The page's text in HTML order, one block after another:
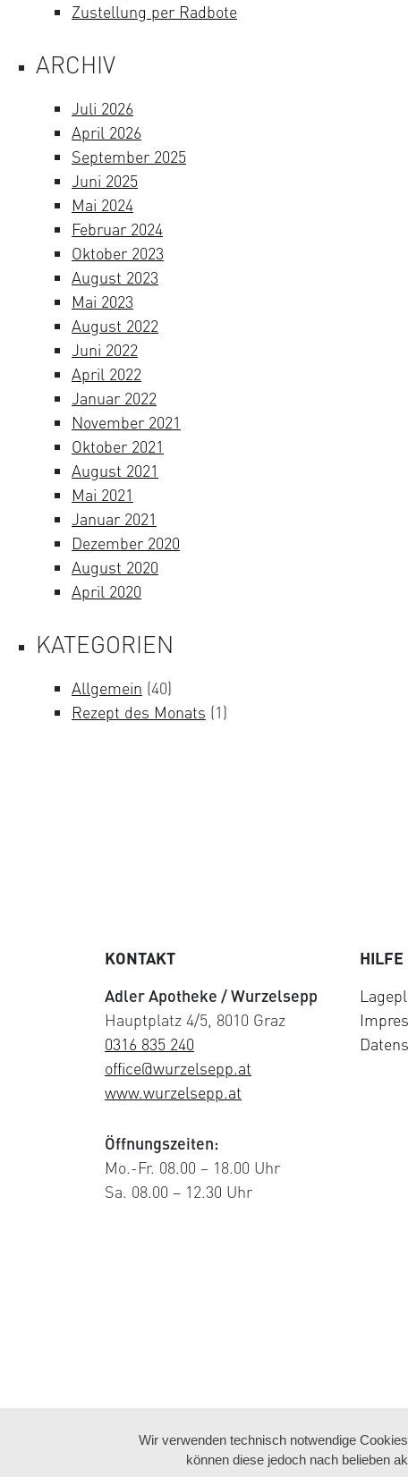
Zustellung per Radbote
ARCHIV
Juli 2026
April 2026
September 2025
Juni 2025
Mai 2024
Februar 2024
Oktober 2023
August 2023
Mai 2023
August 2022
Juni 2022
April 2022
Januar 2022
November 2021
Oktober 2021
August 2021
Mai 2021
Januar 2021
Dezember 2020
August 2020
April 2020
KATEGORIEN
Allgemein (40)
Rezept des Monats (1)
KONTAKT
Adler Apotheke / Wurzelsepp
Hauptplatz 4/5, 8010 Graz
0316 835 240
office@wurzelsepp.at
www.wurzelsepp.at
Öffnungszeiten:
Mo.-Fr. 08.00 – 18.00 Uhr
Sa. 08.00 – 12.30 Uhr
HILFE
Wir verwenden technisch notwendige
können diese jedoch nach belieben